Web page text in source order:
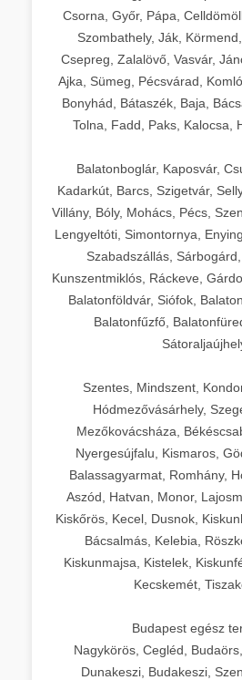
Csorna, Győr, Pápa,
Szombathely, Ják,
Csepreg, Zalalövő, Vasvár,
Ajka, Sümeg, Pécsvárad,
Bonyhád, Bátaszék, Baja,
Tolna, Fadd, Paks, Kalocsa,
Balatonboglár, Kaposvár,
Kadarkút, Barcs, Szigetvár,
Villány, Bóly, Mohács, Pécs,
Lengyeltóti, Simontornya,
Szabadszállás,
Kunszentmiklós, Ráckeve,
Balatonföldvár, Siófok,
Balatonfűzfő,
Szentes, Mindszent,
Hódmezővásárhely,
Mezőkovácsháza,
Nyergesújfalu, Kismaros,
Balassagyarmat, Romhány,
Aszód, Hatvan, Monor,
Kiskőrös, Kecel, Dusnok,
Bácsalmás, Kelebia,
Kiskunmajsa, Kistelek,
Kecskemét,
Budapest egész
Nagykörös, Cegléd,
Dunakeszi, Budakeszi,